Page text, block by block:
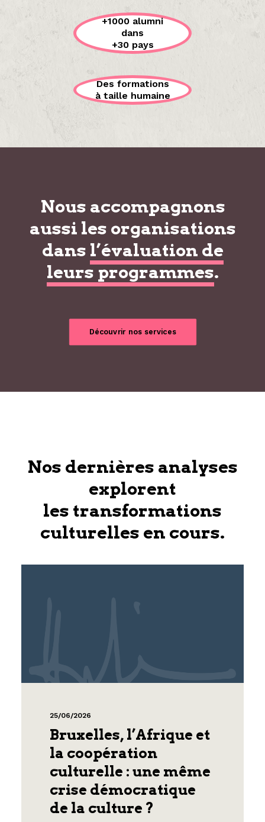
+1000 alumni
dans
+30 pays
Des formations
à taille humaine
Nous accompagnons
aussi les organisations
dans l’évaluation de
leurs programmes.
Découvrir nos services
Nos dernières analyses
explorent
les transformations
culturelles en cours.
25/06/2026
Bruxelles, l’Afrique et
la coopération
culturelle : une même
crise démocratique
de la culture ?